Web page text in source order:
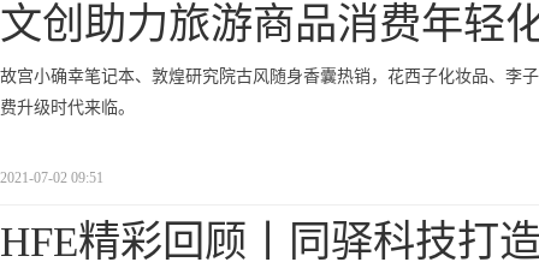
文创助力旅游商品消费年轻
故宫小确幸笔记本、敦煌研究院古风随身香囊热销，花西子化妆品、李
费升级时代来临。
2021-07-02 09:51
HFE精彩回顾丨同驿科技打